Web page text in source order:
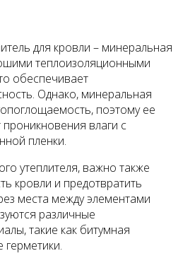
для кровли – минеральная
теплоизоляционными
обеспечивает
Однако, минеральная
поэтому ее
влаги с
пленки.
утеплителя, важно также
кровли и предотвратить
места между элементами
различные
такие как битумная
герметики.